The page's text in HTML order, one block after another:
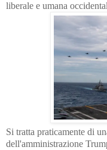
liberale e umana
Si tratta praticamente di
dell'amministrazione